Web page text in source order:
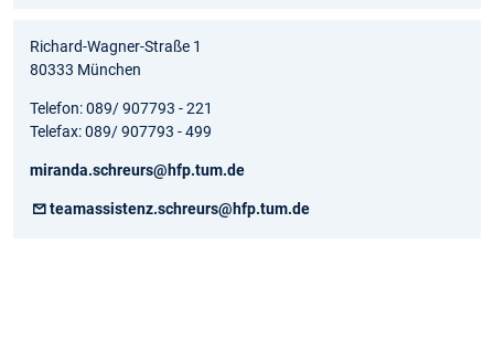
Richard-Wagner-Straße 1
80333 München
Telefon: 089/ 907793 - 221
Telefax: 089/ 907793 - 499
miranda.schreurs@hfp.tum.de
teamassistenz.schreurs@hfp.tum.de